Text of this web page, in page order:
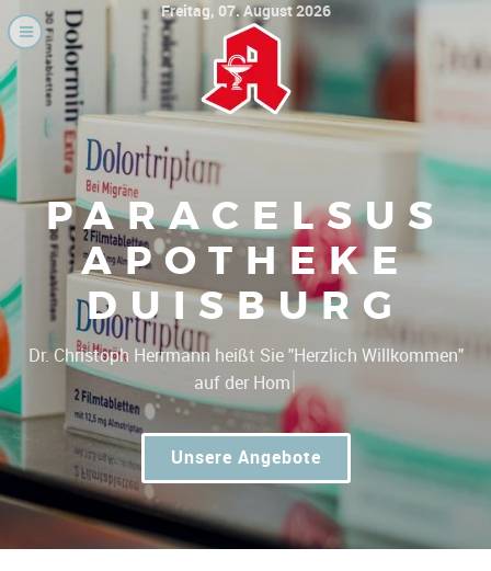
Freitag, 07. August 2026
PARACELSUS
APOTHEKE
DUISBURG
Dr. Christoph Herrmann heißt Sie "He|
Unsere Angebote